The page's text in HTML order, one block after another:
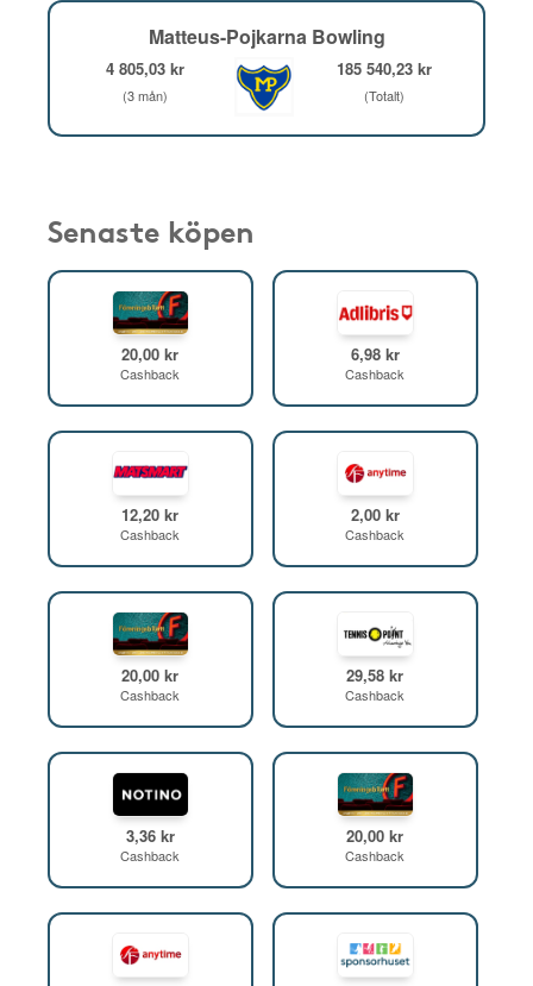
Matteus-Pojkarna Bowling
4 805,03 kr
(3 mån)
185 540,23 kr
(Totalt)
Senaste köpen
20,00 kr
Cashback
6,98 kr
Cashback
12,20 kr
Cashback
2,00 kr
Cashback
20,00 kr
Cashback
29,58 kr
Cashback
3,36 kr
Cashback
20,00 kr
Cashback